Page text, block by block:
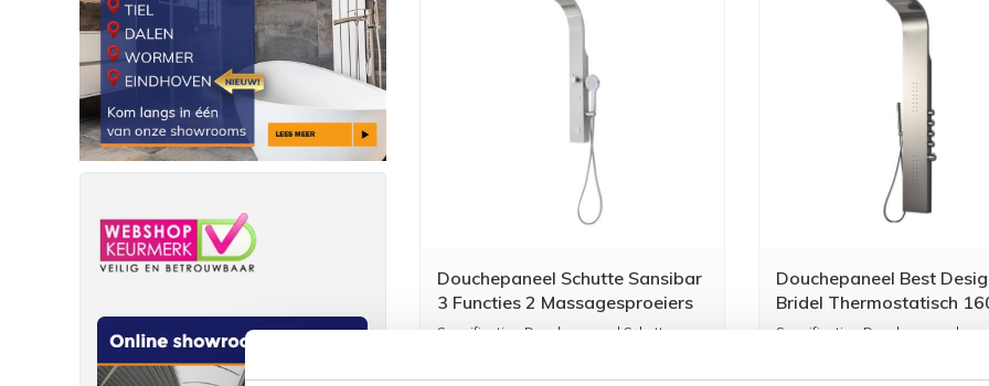
Douchepaneel Schutte Sansibar
3 Functies 2 Massagesproeiers
RVS
Specificaties Douchepaneel Schutte
252,89
Douchepaneel Best
Bridel Thermostatisch
cm RVS-304
Specificaties Douchepaneel